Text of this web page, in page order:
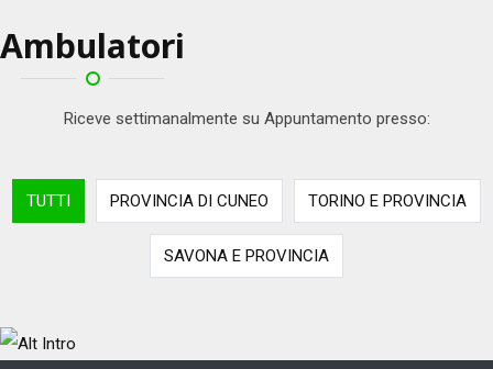
Ambulatori
Riceve settimanalmente su Appuntamento presso:
TUTTI PROVINCIA DI CUNEO TORINO E PROVINCIA
SAVONA E PROVINCIA